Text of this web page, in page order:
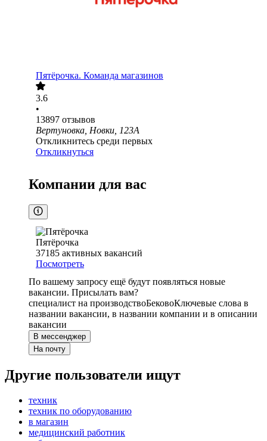
Пятёрочка. Команда магазинов
3.6
•
13897 отзывов
Вертуновка, Новки, 123А
Откликнитесь среди первых
Откликнуться
Компании для вас
Пятёрочка
37185 активных вакансий
Посмотреть
По вашему запросу ещё будут появляться новые
вакансии. Присылать вам?
специалист на производствоБековоКлючевые слова в
названии вакансии, в названии компании и в описании
вакансии
В мессенджер
На почту
Другие пользователи ищут
техник
техник по оборудованию
в магазин
медицинский работник